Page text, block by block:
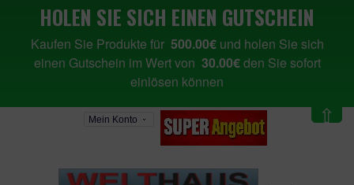
HOLEN SIE SICH EINEN GUTSCHEIN
Kaufen Sie Produkte für 500.00€und holen Sie sich
einen Gutschein im Wert von 30.00€den Sie sofort
einlösen können
⇧
Mein Konto